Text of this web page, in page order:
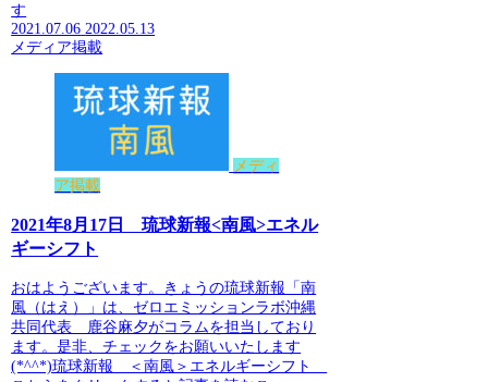
す
2021.07.06 2022.05.13
メディア掲載
メディ
ア掲載
2021年8月17日 琉球新報<南風>エネル
ギーシフト
おはようございます。きょうの琉球新報「南
風（はえ）」は、ゼロエミッションラボ沖縄
共同代表 鹿谷麻夕がコラムを担当しており
ます。是非、チェックをお願いいたします
(*^^*)琉球新報 ＜南風＞エネルギーシフト